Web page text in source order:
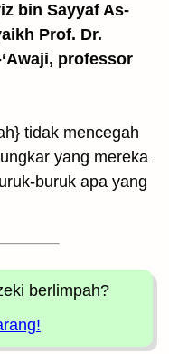
bin Sayyaf As-
Prof. Dr.
professor
tidak mencegah
yang mereka
buruk apa yang
berlimpah?